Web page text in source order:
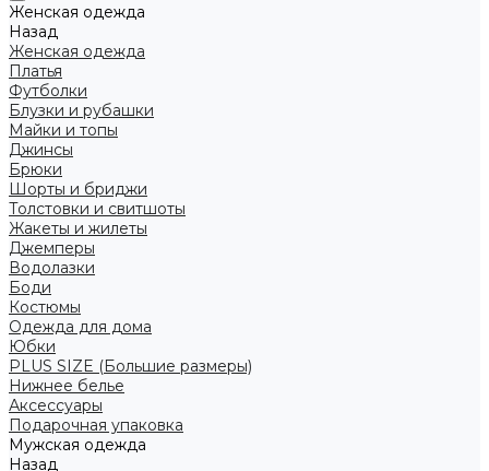
Женская одежда
Назад
Женская одежда
Платья
Футболки
Блузки и рубашки
Майки и топы
Джинсы
Брюки
Шорты и бриджи
Толстовки и свитшоты
Жакеты и жилеты
Джемперы
Водолазки
Боди
Костюмы
Одежда для дома
Юбки
PLUS SIZE (Большие размеры)
Нижнее белье
Аксессуары
Подарочная упаковка
Мужская одежда
Назад